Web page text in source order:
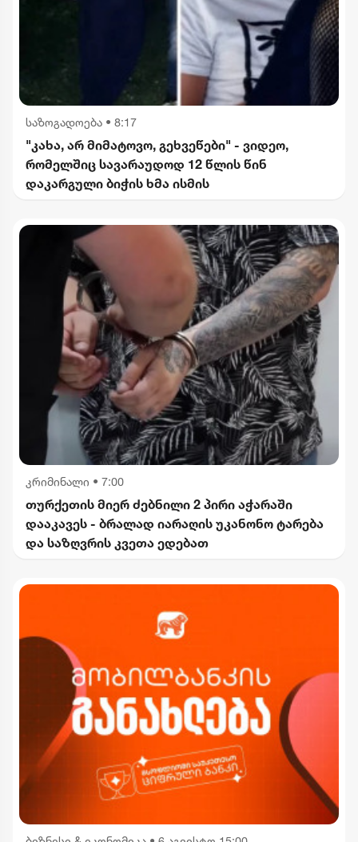
საზოგადოება • 8:17
"კახა, არ მიმატოვო, გეხვეწები" - ვიდეო,
რომელშიც სავარაუდოდ 12 წლის წინ
დაკარგული ბიჭის ხმა ისმის
კრიმინალი • 7:00
თურქეთის მიერ ძებნილი 2 პირი აჭარაში
დააკავეს - ბრალად იარაღის უკანონო ტარება
და საზღვრის კვეთა ედებათ